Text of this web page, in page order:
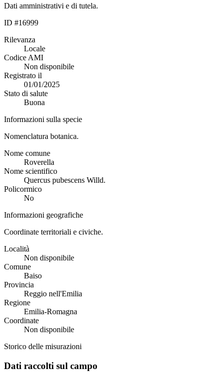
Dati amministrativi e di tutela.
ID #16999
Rilevanza
Locale
Codice AMI
Non disponibile
Registrato il
01/01/2025
Stato di salute
Buona
Informazioni sulla specie
Nomenclatura botanica.
Nome comune
Roverella
Nome scientifico
Quercus pubescens Willd.
Policormico
No
Informazioni geografiche
Coordinate territoriali e civiche.
Località
Non disponibile
Comune
Baiso
Provincia
Reggio nell'Emilia
Regione
Emilia-Romagna
Coordinate
Non disponibile
Storico delle misurazioni
Dati raccolti sul campo